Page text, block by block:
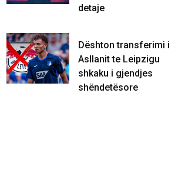
detaje
Dështon transferimi i
Asllanit te Leipzigu
shkaku i gjendjes
shëndetësore